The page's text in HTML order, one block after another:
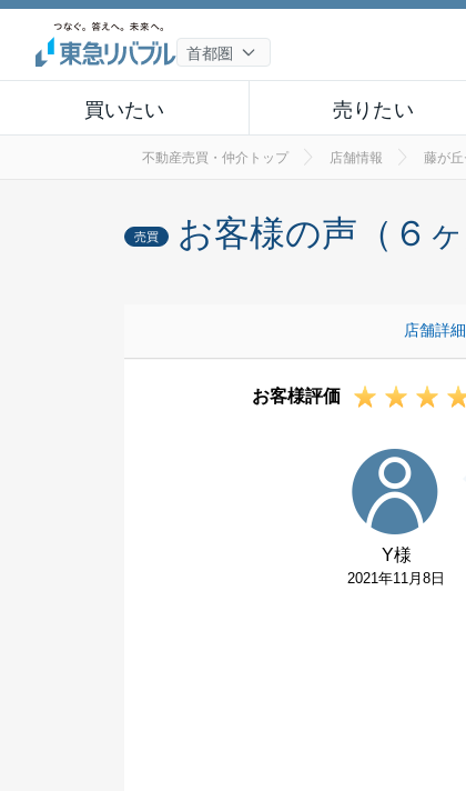
買いたい 売りたい
不動産売買・仲介トップ 店舗情報 藤が
売買 お客様の声（６ヶ
店舗詳細
お客様評価
Y様
2021年11月8日